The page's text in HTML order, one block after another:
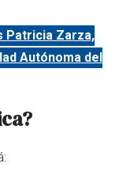
Patricia Zarza,
Autónoma del